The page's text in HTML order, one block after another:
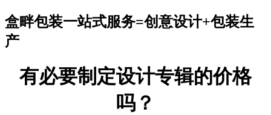
盒畔包装一站式服务=创意设计+包装生
产
有必要制定设计专辑的价格
吗？